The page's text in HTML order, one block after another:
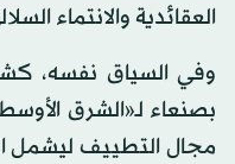
العقائدية والانتماء
وفي السياق نفسه،
بصنعاء لـ«الشرق
مجال التطييف ليشمل